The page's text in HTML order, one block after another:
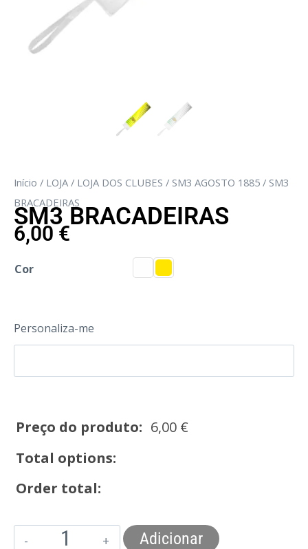
Início / LOJA / LOJA DOS CLUBES / SM3 AGOSTO 1885 / SM3
BRACADEIRAS
SM3 BRACADEIRAS
6,00 €
Cor
Personaliza-me
Preço do produto: 6,00 €
Total options:
Order total:
Adicionar